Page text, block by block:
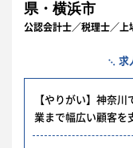
県・横浜市
公認会計士／税理士／
求
【やりがい】神奈
業まで幅広い顧客を